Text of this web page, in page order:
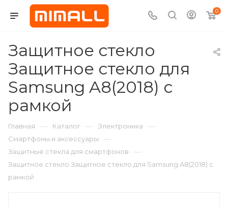
0
Защитное стекло
Защитное стекло для
Samsung A8(2018) с
рамкой
Главная — Каталог — Электроника —
Смартфоны и аксессуары —
Защитные стекла для смартфонов —
Защитное стекло Защитное стекло для Samsung A8(2018) с
рамкой